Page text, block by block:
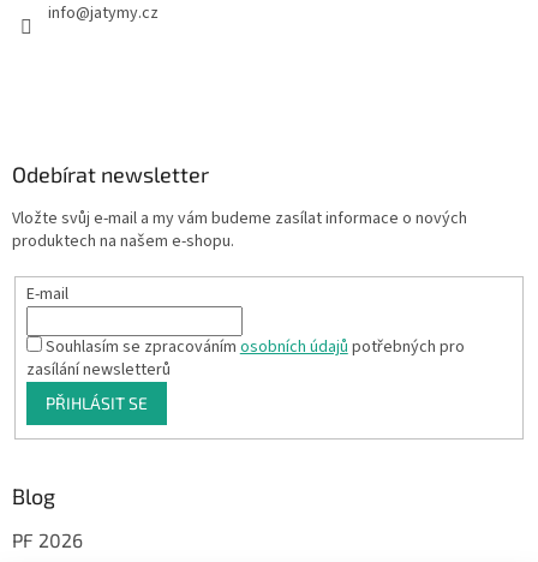
info@jatymy.cz
Odebírat newsletter
Vložte svůj e-mail a my vám budeme zasílat informace o nových
produktech na našem e-shopu.
E-mail
Souhlasím se zpracovánímosobních údajůpotřebných pro
zasílání newsletterů
PŘIHLÁSIT SE
Blog
PF 2026